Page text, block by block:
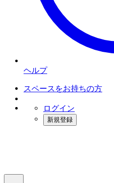
ヘルプ
スペースをお持ちの方
ログイン
新規登録